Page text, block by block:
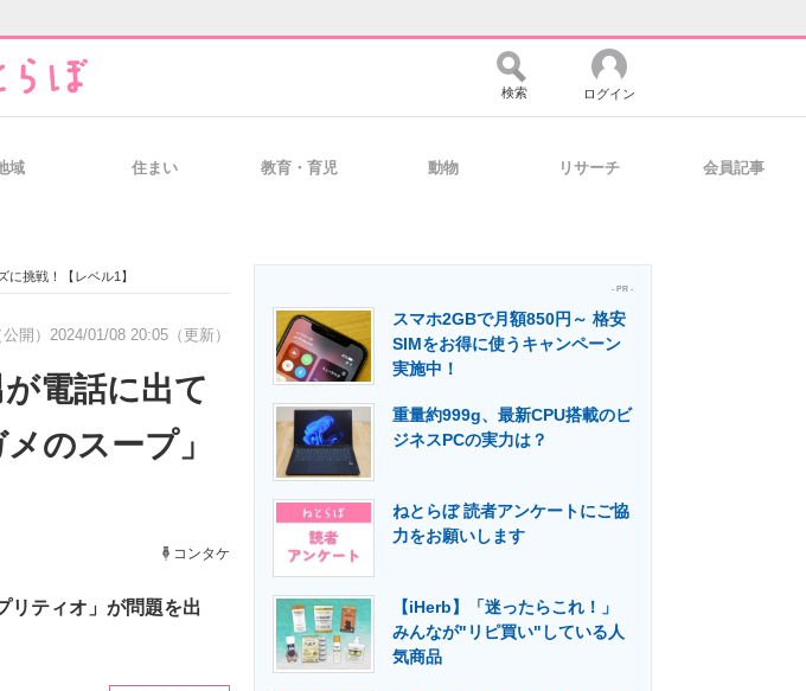
経営リーダーのコミュニティ マーケ×ITの今がよく分かる
・比較・事例 製造業のIT導入・活用を支援
エネルギーの専門メディア 建設×テクノロジーの最前線
検索 ログイン
域 住まい 教育・育児 動物 リサーチ 会員記事
挑戦！【レベル1】
開） 2024/01/08 20:05（更新）
電話に出て
のスープ」
コンタケ
リティオ」が問題を出
- PR -
スマホ2GBで月額850円～ 格安
SIMをお得に使うキャンペーン
実施中！
重量約999g、最新CPU搭載のビ
ジネスPCの実力は？
ねとらぼ 読者アンケートにご協
力をお願いします
【iHerb】「迷ったらこれ！」
みんなが"リピ買い"している人
気商品